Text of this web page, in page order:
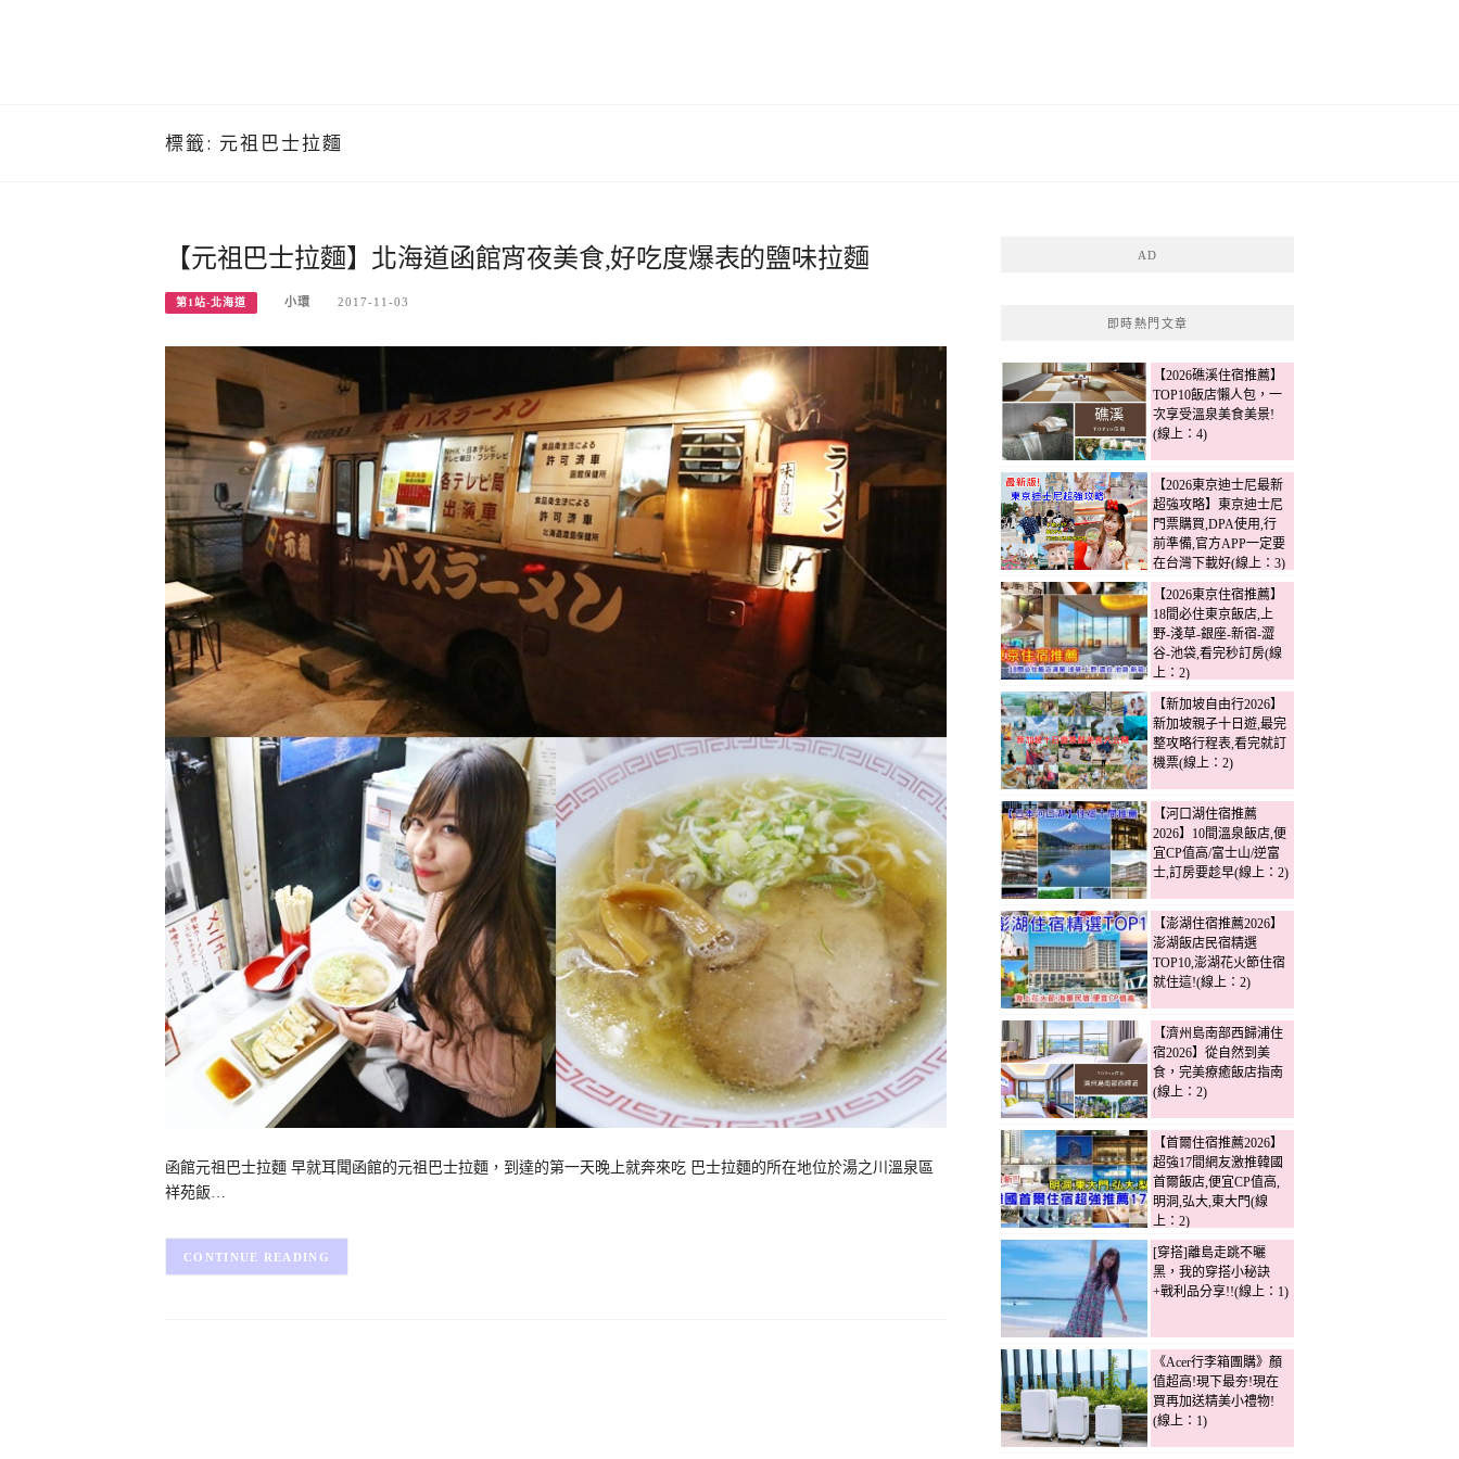
標籤: 元祖巴士拉麵
【元祖巴士拉麵】北海道函館宵夜美食,好吃度爆表的鹽味拉麵
第1站-北海道 小環 2017-11-03
函館元祖巴士拉麵 早就耳聞函館的元祖巴士拉麵，到達的第一天晚上就奔來吃 巴士拉麵的所在地位於湯之川溫泉區
祥苑飯…
CONTINUE READING
AD
即時熱門文章
【2026礁溪住宿推薦】
TOP10飯店懶人包，一
次享受溫泉美食美景!
(線上：4)
【2026東京迪士尼最新
超強攻略】東京迪士尼
門票購買,DPA使用,行
前準備,官方APP一定要
在台灣下載好(線上：3)
【2026東京住宿推薦】
18間必住東京飯店,上
野-淺草-銀座-新宿-澀
谷-池袋,看完秒訂房(線
上：2)
【新加坡自由行2026】
新加坡親子十日遊,最完
整攻略行程表,看完就訂
機票(線上：2)
【河口湖住宿推薦
2026】10間溫泉飯店,便
宜CP值高/富士山/逆富
士,訂房要趁早(線上：2)
【澎湖住宿推薦2026】
澎湖飯店民宿精選
TOP10,澎湖花火節住宿
就住這!(線上：2)
【濟州島南部西歸浦住
宿2026】從自然到美
食，完美療癒飯店指南
(線上：2)
【首爾住宿推薦2026】
超強17間網友激推韓國
首爾飯店,便宜CP值高,
明洞,弘大,東大門(線
上：2)
[穿搭]離島走跳不曬
黑，我的穿搭小秘訣
+戰利品分享!!(線上：1)
《Acer行李箱團購》顏
值超高!現下最夯!現在
買再加送精美小禮物!
(線上：1)